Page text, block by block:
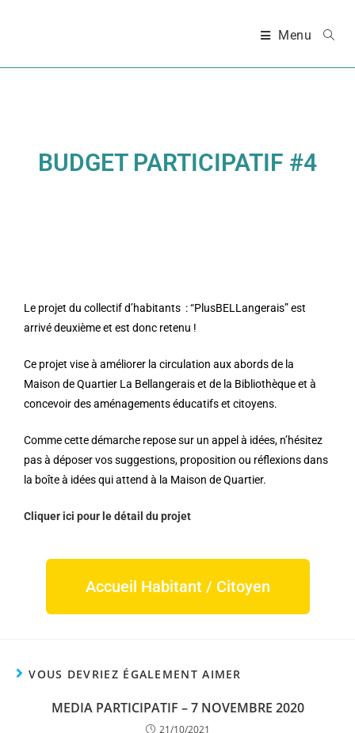
Menu
BUDGET PARTICIPATIF #4
Le projet du collectif d’habitants : “PlusBELLangerais” est
arrivé deuxième et est donc retenu !
Ce projet vise à améliorer la circulation aux abords de la
Maison de Quartier La Bellangerais et de la Bibliothèque et à
concevoir des aménagements éducatifs et citoyens.
Comme cette démarche repose sur un appel à idées, n’hésitez
pas à déposer vos suggestions, proposition ou réflexions dans
la boîte à idées qui attend à la Maison de Quartier.
Cliquer ici pour le détail du projet
Accueil Habitant / Citoyen
VOUS DEVRIEZ ÉGALEMENT AIMER
MEDIA PARTICIPATIF – 7 NOVEMBRE 2020
21/10/2021